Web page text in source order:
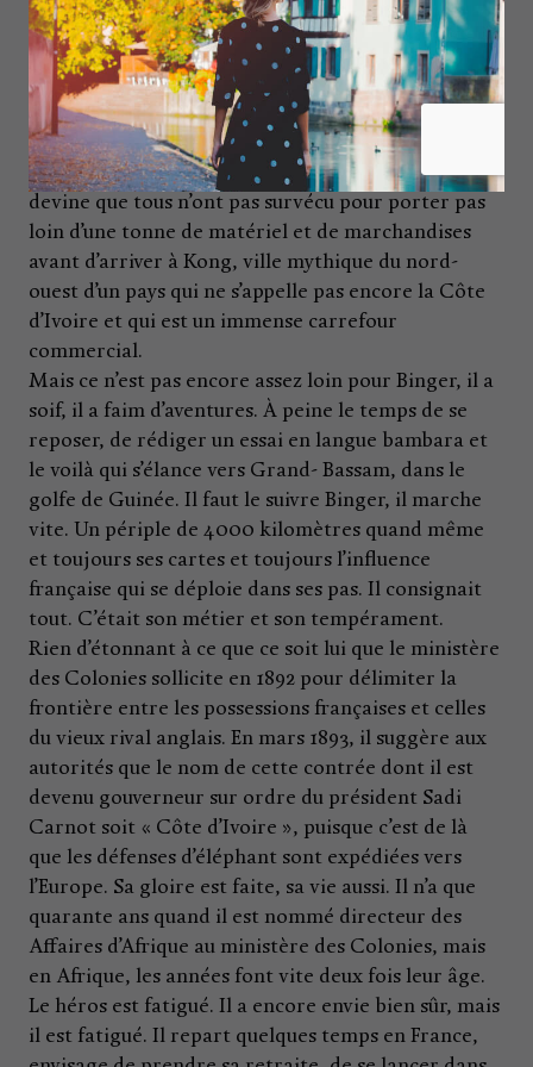
routes, l’un n’allant pas sans l’autre. Il redessine le
monde, rien que ça. En février 1887, il quitte
Bamako en grand équipage et met le cap vers le
nord-ouest. Un périple d’une année entière avec sa
caravane composée de guides et de porteurs, de
pisteurs et de cuisiniers, ses dixhuit ânes dont on
devine que tous n’ont pas survécu pour porter pas
loin d’une tonne de matériel et de marchandises
avant d’arriver à Kong, ville mythique du nord-
ouest d’un pays qui ne s’appelle pas encore la Côte
d’Ivoire et qui est un immense carrefour
commercial.
Mais ce n’est pas encore assez loin pour Binger, il a
soif, il a faim d’aventures. À peine le temps de se
reposer, de rédiger un essai en langue bambara et
le voilà qui s’élance vers Grand- Bassam, dans le
golfe de Guinée. Il faut le suivre Binger, il marche
vite. Un périple de 4000 kilomètres quand même
et toujours ses cartes et toujours l’influence
française qui se déploie dans ses pas. Il consignait
tout. C’était son métier et son tempérament.
Rien d’étonnant à ce que ce soit lui que le ministère
des Colonies sollicite en 1892 pour délimiter la
frontière entre les possessions françaises et celles
du vieux rival anglais. En mars 1893, il suggère aux
autorités que le nom de cette contrée dont il est
devenu gouverneur sur ordre du président Sadi
Carnot soit « Côte d’Ivoire », puisque c’est de là
que les défenses d’éléphant sont expédiées vers
l’Europe. Sa gloire est faite, sa vie aussi. Il n’a que
quarante ans quand il est nommé directeur des
Affaires d’Afrique au ministère des Colonies, mais
en Afrique, les années font vite deux fois leur âge.
Le héros est fatigué. Il a encore envie bien sûr, mais
il est fatigué. Il repart quelques temps en France,